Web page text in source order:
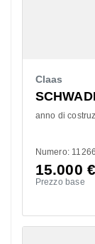
Claas
anno di
Numero:
15.000 €
Prezzo base